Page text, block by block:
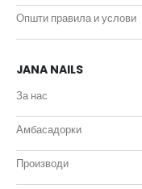
Општи правила и услови
JANA NAILS
За нас
Амбасадорки
Производи